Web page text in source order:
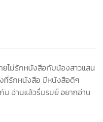
ไม่รักหนังสือกับน้องสาวแสน
ที่รักหนังสือ มีหนังสือดีๆ
น อ่านแล้วรื่นรมย์ อยากอ่าน